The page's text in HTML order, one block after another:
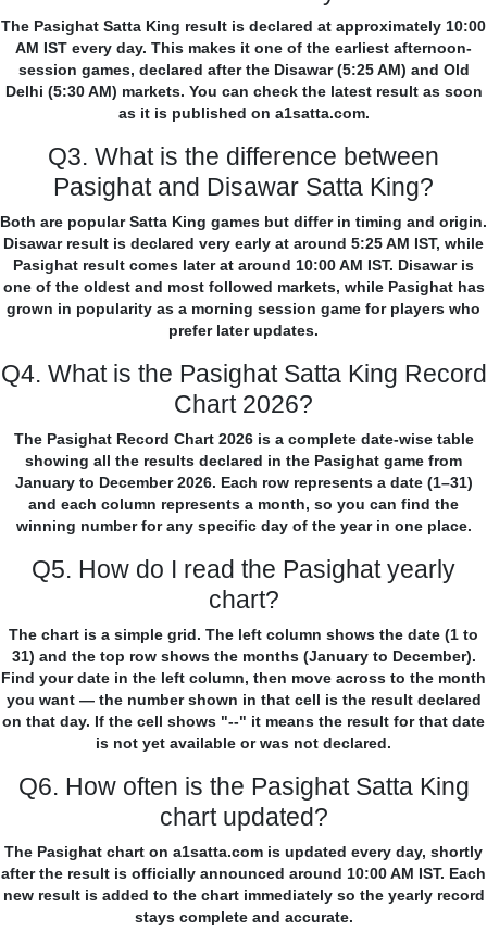
The Pasighat Satta King result is declared at approximately 10:00
AM IST every day. This makes it one of the earliest afternoon-
session games, declared after the Disawar (5:25 AM) and Old
Delhi (5:30 AM) markets. You can check the latest result as soon
as it is published on a1satta.com.
Q3. What is the difference between
Pasighat and Disawar Satta King?
Both are popular Satta King games but differ in timing and origin.
Disawar result is declared very early at around 5:25 AM IST, while
Pasighat result comes later at around 10:00 AM IST. Disawar is
one of the oldest and most followed markets, while Pasighat has
grown in popularity as a morning session game for players who
prefer later updates.
Q4. What is the Pasighat Satta King Record
Chart 2026?
The Pasighat Record Chart 2026 is a complete date-wise table
showing all the results declared in the Pasighat game from
January to December 2026. Each row represents a date (1–31)
and each column represents a month, so you can find the
winning number for any specific day of the year in one place.
Q5. How do I read the Pasighat yearly
chart?
The chart is a simple grid. The left column shows the date (1 to
31) and the top row shows the months (January to December).
Find your date in the left column, then move across to the month
you want — the number shown in that cell is the result declared
on that day. If the cell shows "--" it means the result for that date
is not yet available or was not declared.
Q6. How often is the Pasighat Satta King
chart updated?
The Pasighat chart on a1satta.com is updated every day, shortly
after the result is officially announced around 10:00 AM IST. Each
new result is added to the chart immediately so the yearly record
stays complete and accurate.